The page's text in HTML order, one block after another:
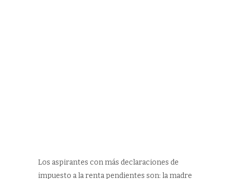
Los aspirantes con más declaraciones de
impuesto a la renta pendientes son: la madre